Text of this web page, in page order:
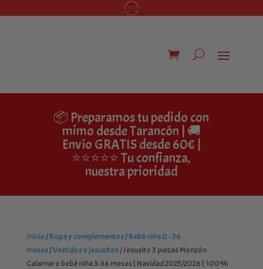
📦 Preparamos tu pedido con
mimo desde Tarancón | 🚚
Envío GRATIS desde 60€ |
⭐⭐⭐⭐⭐ Tu confianza,
nuestra prioridad
Inicio /Ropa y complementos/Bebé niña 0 - 36
meses/Vestidos y jesusitos/ Jesusito 3 piezas Monzón
Calamaro bebé niña 3-36 meses | Navidad 2025/2026 | 100%